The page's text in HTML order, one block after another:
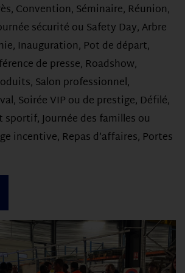
Convention, Séminaire, Réunion,
sécurité ou Safety Day, Arbre
Inauguration, Pot de départ,
de presse, Roadshow,
Salon professionnel,
Soirée VIP ou de prestige, Défilé,
sportif, Journée des familles ou
incentive, Repas d’affaires, Portes